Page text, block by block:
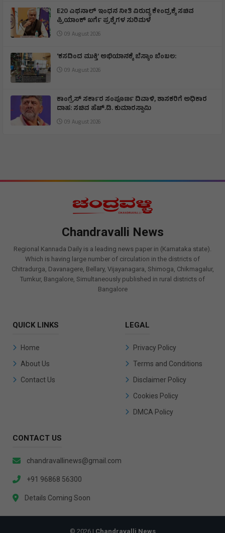
E20 ಎಥನಾಲ್ ಇಂಧನ ನೀತಿ ವಿರುದ್ಧ ಕೇಂದ್ರಕ್ಕೆ ಸಚಿವ
ಪ್ರಿಯಾಂಕ್ ಖರ್ಗೆ ಪ್ರಶ್ನೆಗಳ ಸುರಿಮಳೆ
09 August 2026
‘ಕಸದಿಂದ ಮುಕ್ತಿ’ ಅಭಿಯಾನಕ್ಕೆ ಬೆಸ್ಕಾಂ ಬೆಂಬಲ:
09 August 2026
ಕಾಂಗ್ರೆಸ್ ಸರ್ಕಾರ ಸಂಪೂರ್ಣ ದಿವಾಳಿ, ಶಾಸಕರಿಗೆ ಅಧಿಕಾರ
ದಾಹ: ಸಚಿವ ಹೆಚ್.ಡಿ. ಕುಮಾರಸ್ವಾಮಿ
09 August 2026
Chandravalli News
Regional Kannada Daily is a leading news paper in (Karnataka state).
Which is having large number of circulation in the districts of
Chitradurga, Davanagere, Bellary, Vijayanagara, Shimoga, Chikmagalur,
Tumkur, Bangalore, Simultaneously published in rural districts of
Bangalore
QUICK LINKS
Home
About Us
Contact Us
LEGAL
Privacy Policy
Terms and Conditions
Disclaimer Policy
Cookies Policy
DMCA Policy
CONTACT US
chandravallinews@gmail.com
+91 96868 56300
Details Coming Soon
© 2026 | Chandravalli News